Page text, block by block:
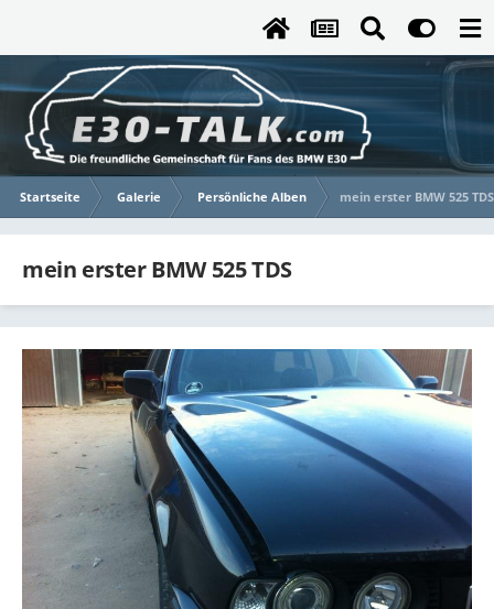
Startseite Galerie Persönliche Alben mein erster BMW 525 TDS
mein erster BMW 525 TDS